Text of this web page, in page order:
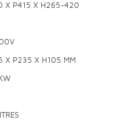
X P415 X H265-420
X P235 X H105 MM